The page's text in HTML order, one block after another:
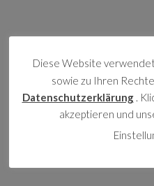
Diese Website
sowie zu Ihren
Datenschutzerklärung.
akzeptieren und